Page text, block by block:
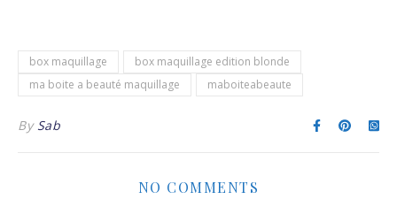
box maquillage
box maquillage edition blonde
ma boite a beauté maquillage
maboiteabeaute
By Sab
NO COMMENTS